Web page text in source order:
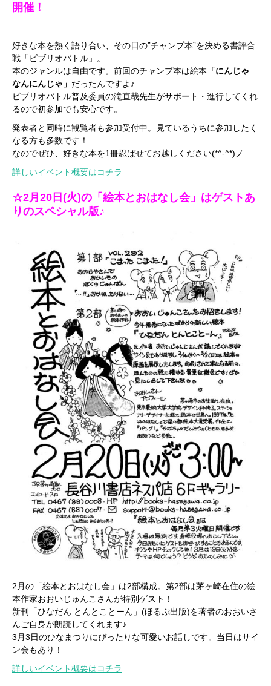
開催！
好きな本を熱く語り合い、その日の”チャンプ本”を決める書評合
戦「ビブリオバトル」。
本のジャンルは自由です。前回のチャンプ本は絵本 「にんじゃ
なんにんじゃ」 だったんですよ♪
ビブリオバトル普及委員の滝直哉先生がサポート・進行してくれ
るので初参加でも安心です。
発表者と同時に観覧者も参加受付中。見ているうちに参加したく
なる方も多数です！
なのでぜひ、好きな本を1冊忍ばせてお越しください(*^-^*)ノ
詳しいイベント概要はコチラ
☆2月20日(火)の「絵本とおはなし会」はゲストあ
りのスペシャル版♪
2月の「絵本とおはなし会」は2部構成。第2部は茅ヶ崎在住の絵
本作家おおいじゅんこさんが特別ゲスト！
新刊「ひなだん とんとことーん」(ほるぷ出版)を著者のおおいさ
んご自身が朗読してくれます♪
3月3日のひなまつりにぴったりな可愛いお話しです。当日はサイ
ン会もあり！
詳しいイベント概要はコチラ